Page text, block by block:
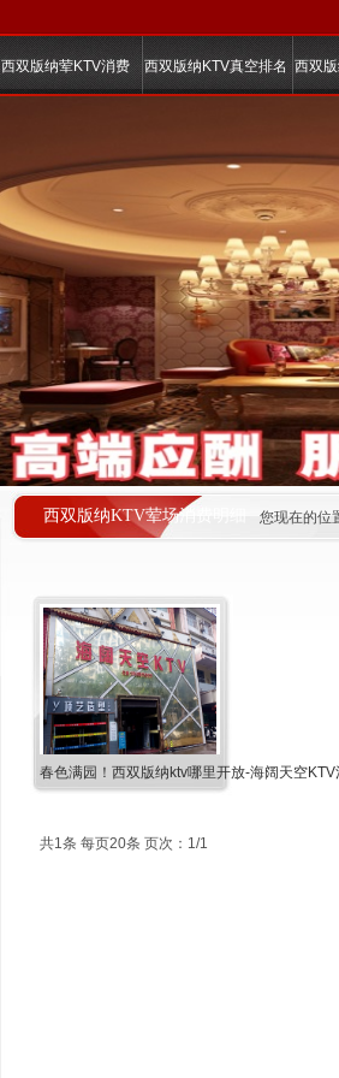
西双版纳荤KTV消费 西双版纳KTV真空排名 西双
西双版纳KTV荤场消费明细 您现在的位
春色满园！西双版纳ktv哪里开放-海阔天空
共1条 每页20条 页次：1/1